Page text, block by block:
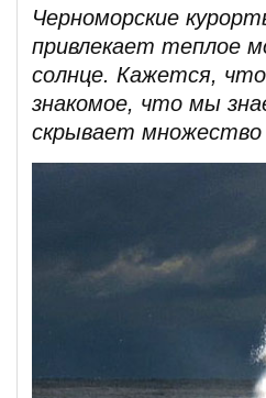
Черноморские
привлекает теплое
солнце. Кажется,
знакомое, что мы
скрывает множество